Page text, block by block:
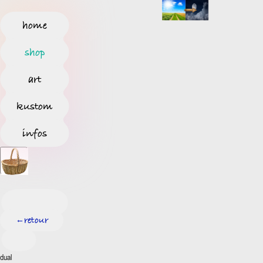
home
shop
art
kustom
infos
←retour
dual